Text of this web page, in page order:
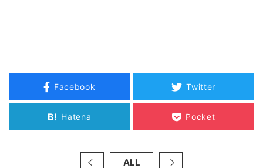
Facebook Twitter
B! Hatena Pocket
ALL